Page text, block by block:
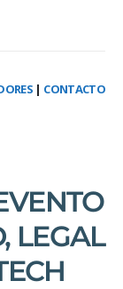
| CONTACTO
LEGAL